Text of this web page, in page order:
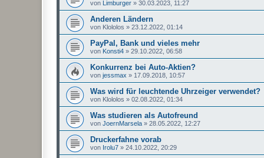
von Limburger » 30.03.2023, 11:27
Anderen Ländern
von Klololos » 23.12.2022, 01:14
PayPal, Bank und vieles mehr
von Konsti4 » 29.10.2022, 06:58
Konkurrenz bei Auto-Aktien?
von jessmax » 17.09.2018, 10:57
Was wird für leuchtende Uhrzeiger verwendet?
von Klololos » 02.08.2022, 01:34
Was studieren als Autofreund
von JoernMarsela » 28.05.2022, 12:27
Druckerfahne vorab
von Irolu7 » 24.10.2022, 20:29